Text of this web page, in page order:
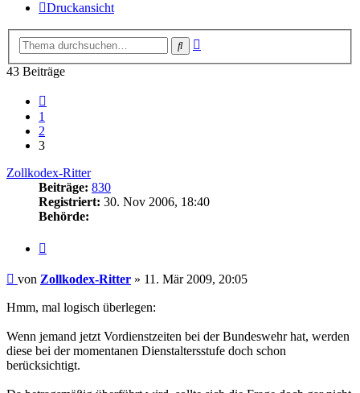
Druckansicht
Suche
43 Beiträge
1
2
3
Zollkodex-Ritter
Beiträge: 830
Registriert: 30. Nov 2006, 18:40
Behörde:
Beitrag
von Zollkodex-Ritter » 11. Mär 2009, 20:05
Hmm, mal logisch überlegen:
Wenn jemand jetzt Vordienstzeiten bei der Bundeswehr hat, werden
diese bei der momentanen Dienstaltersstufe doch schon
berücksichtigt.